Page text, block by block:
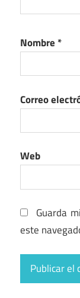
Nombre *
Correo
Web
Guarda
este